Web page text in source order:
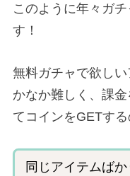
このように年々ガ
す！
無料ガチャで欲し
かなか難しく、課
てコインをGETす
同じアイテムば